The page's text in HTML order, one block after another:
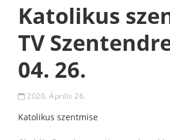
Katolikus
TV
04. 26.
2020. Április 26.
Katolikus szentmise